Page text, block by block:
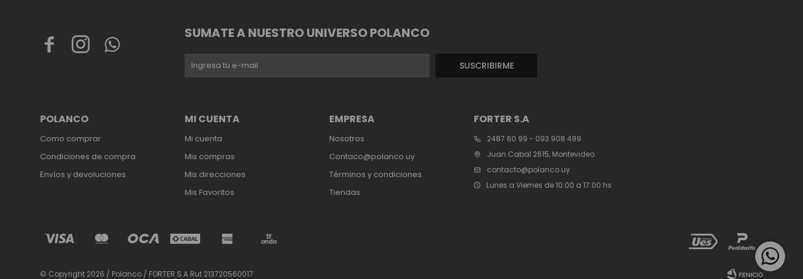
  
FORTER S.A
2487 60 99 - 093 908 489
Juan Cabal 2615, Montevideo
contacto@polanco.uy
Lunes a Viernes de 10:00 a 17:00 hs
EMPRESA
Nosotros
Contaco@polanco.uy
Términos y condiciones
Tiendas
POLANCO
Como comprar
Condiciones de compra
Envíos y devoluciones
MI CUENTA
Mi cuenta
Mis compras
Mis direcciones
Mis Favoritos
SUMATE A NUESTRO UNIVERSO POLANCO
SUSCRIBIRME
© Copyright 2026 / Polanco / FORTER S.A Rut 213720560017